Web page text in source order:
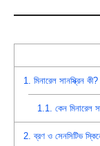
1. মিনারেল সানস্ক্রিন
1.1. কেন মিনারেল
2. ব্রণ ও সেনসিটিভ